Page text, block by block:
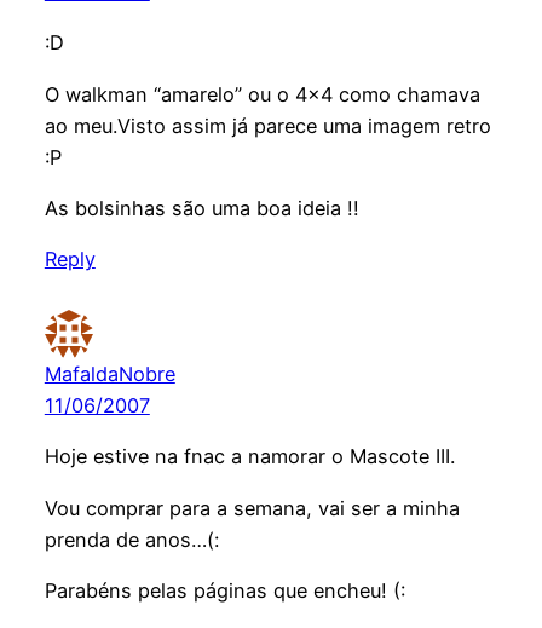
:D
O walkman “amarelo” ou o 4×4 como chamava
ao meu.Visto assim já parece uma imagem retro
:P
As bolsinhas são uma boa ideia !!
Reply
MafaldaNobre
11/06/2007
Hoje estive na fnac a namorar o Mascote III.
Vou comprar para a semana, vai ser a minha
prenda de anos…(:
Parabéns pelas páginas que encheu! (: